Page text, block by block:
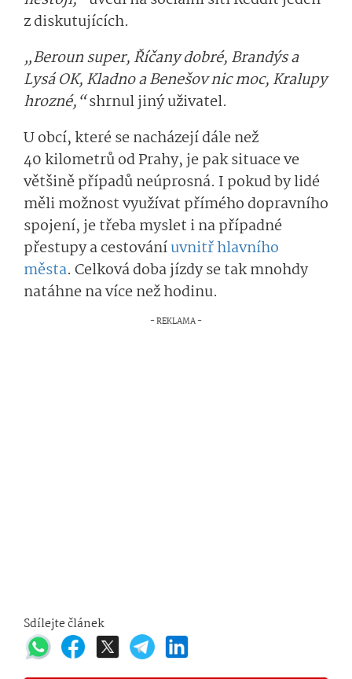
z diskutujících.
„Beroun super, Říčany dobré, Brandýs a
Lysá OK, Kladno a Benešov nic moc, Kralupy
hrozné,“shrnul jiný uživatel.
U obcí, které se nacházejí dále než
40 kilometrů od Prahy, je pak situace ve
většině případů neúprosná. I pokud by lidé
měli možnost využívat přímého dopravního
spojení, je třeba myslet i na případné
přestupy a cestováníuvnitř hlavního
města. Celková doba jízdy se tak mnohdy
natáhne na více než hodinu.
Sdílejte článek